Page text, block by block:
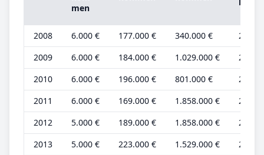
men
2008 6.000 € 177.000 € 340.000 €
2.000
2009
6.000 € 184.000 € 1.029.000 €
2.000
2010
6.000 € 196.000 € 801.000 €
2.000
2011
6.000 € 169.000 € 1.858.000 €
2.000
2012
5.000 € 189.000 € 1.858.000 €
2.000
2013
5.000 € 223.000 € 1.529.000 €
2.000